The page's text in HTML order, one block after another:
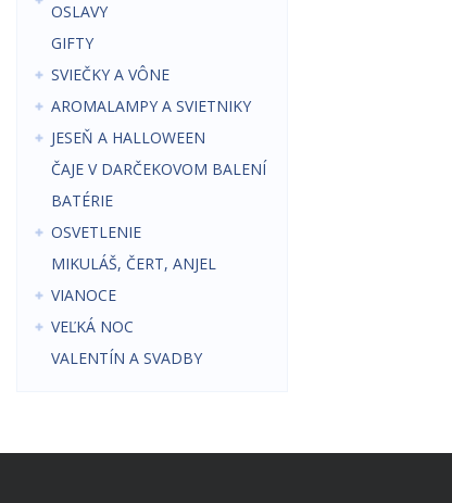
OSLAVY
GIFTY
SVIEČKY A VÔNE
AROMALAMPY A SVIETNIKY
JESEŇ A HALLOWEEN
ČAJE V DARČEKOVOM BALENÍ
BATÉRIE
OSVETLENIE
MIKULÁŠ, ČERT, ANJEL
VIANOCE
VEĽKÁ NOC
VALENTÍN A SVADBY